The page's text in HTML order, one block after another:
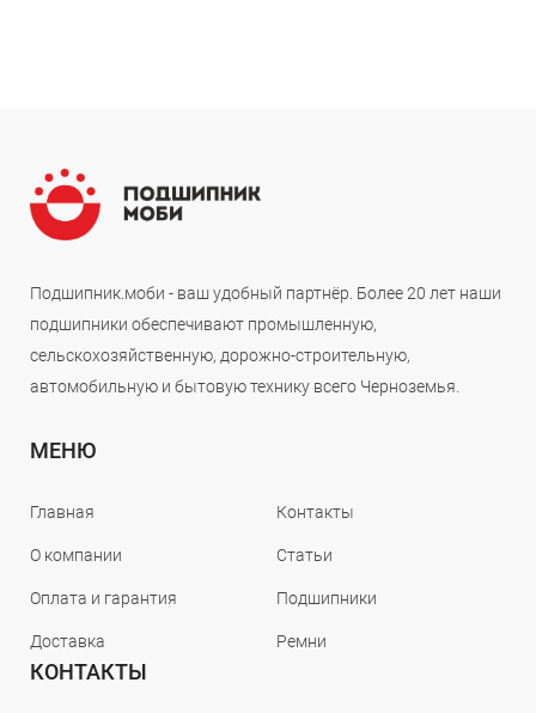
Подшипник.моби - ваш удобный партнёр. Более 20 лет наши
подшипники обеспечивают промышленную,
сельскохозяйственную, дорожно-строительную,
автомобильную и бытовую технику всего Черноземья.
МЕНЮ
Главная
О компании
Оплата и гарантия
Доставка
Контакты
Статьи
Подшипники
Ремни
КОНТАКТЫ